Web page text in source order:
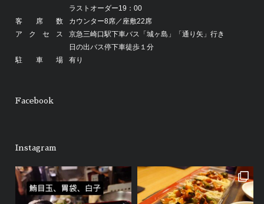
ラストオーダー19：00
客席数
カウンター8席／座敷22席
アクセス
京急三崎口駅下車バス「城ヶ島」「通り矢」行き
日の出バス停下車徒歩１分
駐車場
有り
Facebook
Instagram